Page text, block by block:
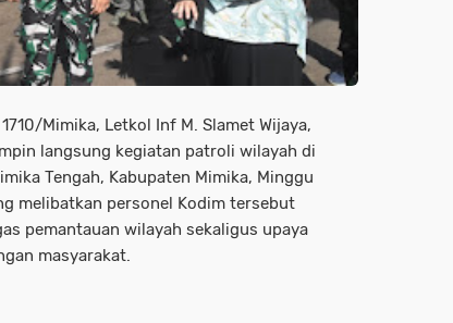
Mimika, Letkol Inf M. Slamet Wijaya,
langsung kegiatan patroli wilayah di
Tengah, Kabupaten Mimika, Minggu
melibatkan personel Kodim tersebut
pemantauan wilayah sekaligus upaya
masyarakat.